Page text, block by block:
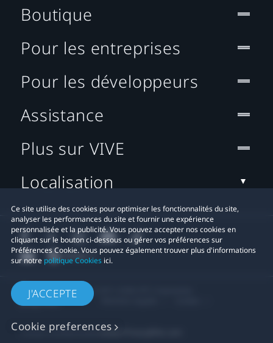
Ce site utilise des cookies pour optimiser les fonctionnalités du site,
analyser les performances du site et fournir une expérience
personnalisée et la publicité. Vous pouvez accepter nos cookies en
cliquant sur le bouton ci-dessous ou gérer vos préférences sur
Préférences Cookie. Vous pouvez également trouver plus d'informations
sur notre politique Cookies ici.
J'ACCEPTE
Cookie preferences
Boutique
Pour les entreprises
Pour les développeurs
Assistance
Plus sur VIVE
Localisation
© 2011-2026 HTC Corporation
Contact confidentialité:Global-Privacy@htc.com